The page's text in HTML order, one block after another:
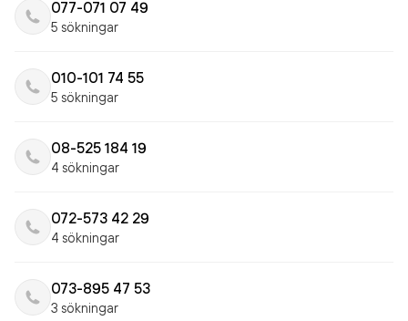
077-071 07 49
5 sökningar
010-101 74 55
5 sökningar
08-525 184 19
4 sökningar
072-573 42 29
4 sökningar
073-895 47 53
3 sökningar